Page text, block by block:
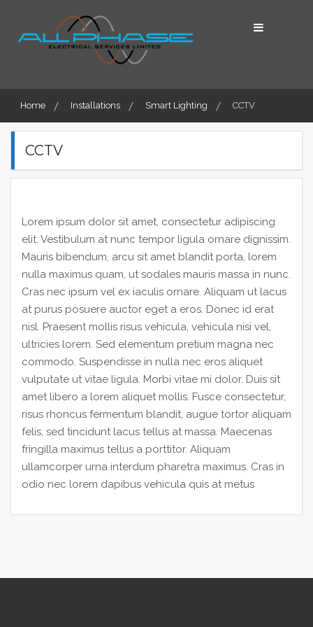
content
Home Installations Smart Lighting CCTV
CCTV
Lorem ipsum dolor sit amet, consectetur adipiscing
elit. Vestibulum at nunc tempor ligula ornare dignissim.
Mauris bibendum, arcu sit amet blandit porta, lorem
nulla maximus quam, ut sodales mauris massa in nunc.
Cras nec ipsum vel ex iaculis ornare. Aliquam ut lacus
at purus posuere auctor eget a eros. Donec id erat
nisl. Praesent mollis risus vehicula, vehicula nisi vel,
ultricies lorem. Sed elementum pretium magna nec
commodo. Suspendisse in nulla nec eros aliquet
vulputate ut vitae ligula. Morbi vitae mi dolor. Duis sit
amet libero a lorem aliquet mollis. Fusce consectetur,
risus rhoncus fermentum blandit, augue tortor aliquam
felis, sed tincidunt lacus tellus at massa. Maecenas
fringilla maximus tellus a porttitor. Aliquam
ullamcorper urna interdum pharetra maximus. Cras in
odio nec lorem dapibus vehicula quis at metus